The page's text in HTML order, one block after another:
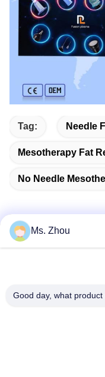
Tag: Needle
Mesotherapy Fat
No Needle
No.58 Dazhuang
Ms. Zhou
Good day, what